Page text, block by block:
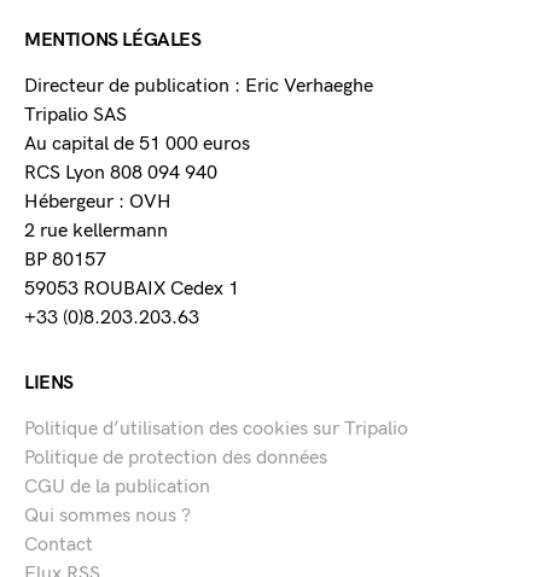
MENTIONS LÉGALES
Directeur de publication : Eric Verhaeghe
Tripalio SAS
Au capital de 51 000 euros
RCS Lyon 808 094 940
Hébergeur : OVH
2 rue kellermann
BP 80157
59053 ROUBAIX Cedex 1
+33 (0)8.203.203.63
LIENS
Politique d’utilisation des cookies sur Tripalio
Politique de protection des données
CGU de la publication
Qui sommes nous ?
Contact